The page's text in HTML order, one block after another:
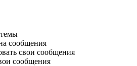
сообщения
свои сообщения
сообщения